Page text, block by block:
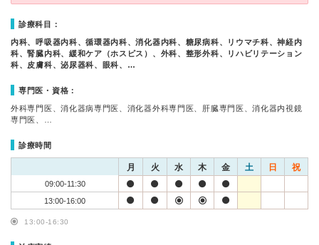
診療科目：
内科、呼吸器内科、循環器内科、消化器内科、糖尿病科、リウマチ科、神経内
科、腎臓内科、緩和ケア（ホスピス）、外科、整形外科、リハビリテーション
科、皮膚科、泌尿器科、眼科、…
専門医・資格：
外科専門医、消化器病専門医、消化器外科専門医、肝臓専門医、消化器内視鏡
専門医、…
診療時間
月 火 水 木 金 土 日 祝
09:00-11:30
13:00-16:00
13:00-16:30